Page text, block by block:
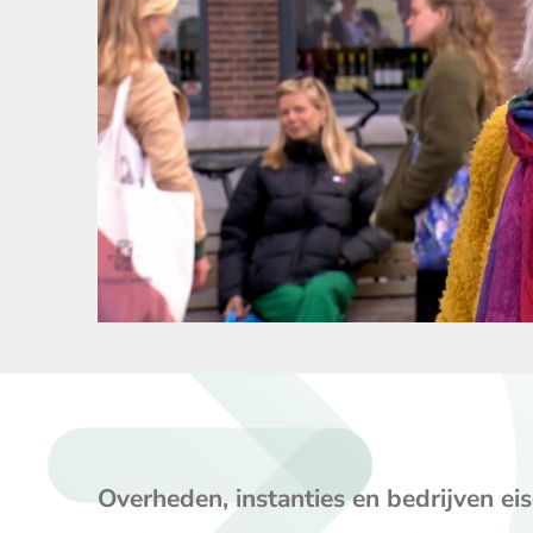
Overheden, instanties en bedrijven